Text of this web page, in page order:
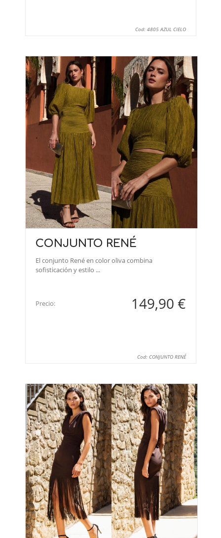
Cod: 4805 AZUL CIELO
CONJUNTO RENÉ
El conjunto René en color oliva combina
sofisticación y estilo ...
Precio: 149,90 €
Cod: CONJUNTO RENÉ